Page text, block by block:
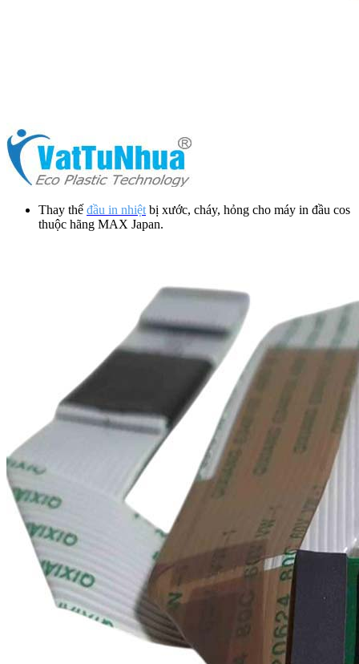
Thay thế đầu in nhiệt bị xước, cháy, hỏng cho máy in đầu cos
thuộc hãng MAX Japan.